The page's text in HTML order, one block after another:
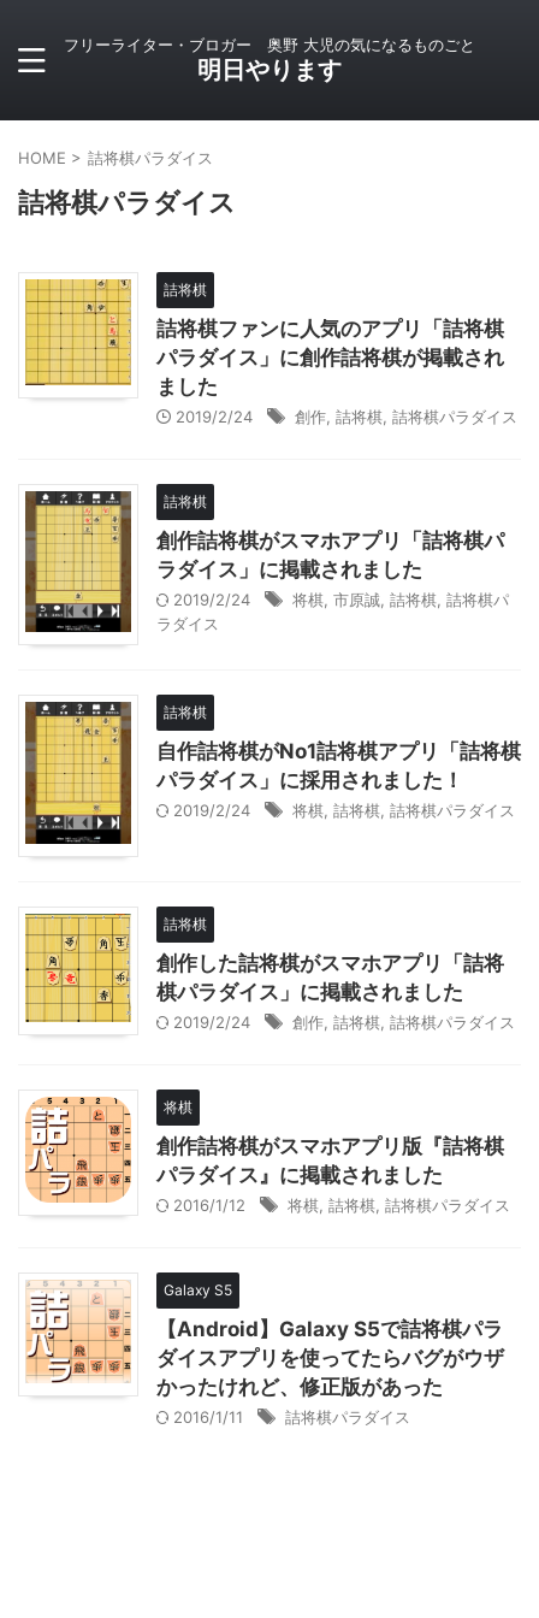
フリーライター・ブロガー 奥野 大児の気になるものごと
明日やります
HOME > 詰将棋パラダイス
詰将棋パラダイス
詰将棋
詰将棋ファンに人気のアプリ「詰将棋
パラダイス」に創作詰将棋が掲載され
ました
2019/2/24 創作 詰将棋 詰将棋パラダイス
詰将棋
創作詰将棋がスマホアプリ「詰将棋パ
ラダイス」に掲載されました
2019/2/24 将棋 市原誠 詰将棋 詰将棋パ
ラダイス
詰将棋
自作詰将棋がNo1詰将棋アプリ「詰将棋
パラダイス」に採用されました！
2019/2/24 将棋, 詰将棋, 詰将棋パラダイス
詰将棋
創作した詰将棋がスマホアプリ「詰将
棋パラダイス」に掲載されました
2019/2/24 創作 詰将棋 詰将棋パラダイス
将棋
創作詰将棋がスマホアプリ版『詰将棋
パラダイス』に掲載されました
2016/1/12 将棋 詰将棋 詰将棋パラダイス
Galaxy S5
【Android】Galaxy S5で詰将棋パラ
ダイスアプリを使ってたらバグがウザ
かったけれど、修正版があった
2016/1/11 詰将棋パラダイス